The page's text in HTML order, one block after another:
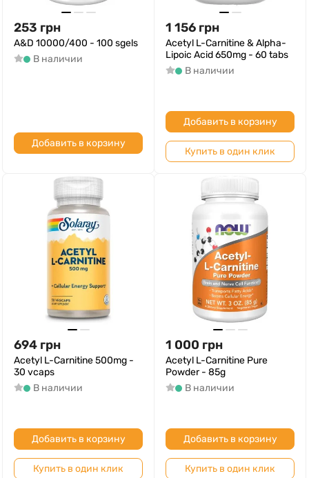
253 грн
A&D 10000/400 - 100 sgels
В наличии
Добавить в корзину
1 156 грн
Acetyl L-Carnitine & Alpha-
Lipoic Acid 650mg - 60 tabs
В наличии
Добавить в корзину
Купить в один клик
694 грн
Acetyl L-Carnitine 500mg -
30 vcaps
В наличии
Добавить в корзину
Купить в один клик
1 000 грн
Acetyl L-Carnitine Pure
Powder - 85g
В наличии
Добавить в корзину
Купить в один клик